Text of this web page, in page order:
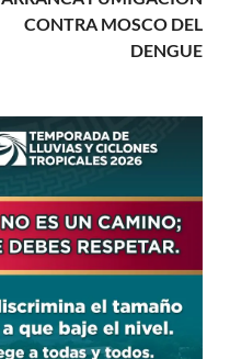
CONTRA MOSCO DEL
DENGUE